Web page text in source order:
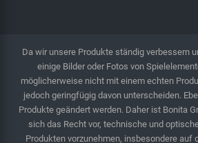
Da wir unsere Produkte ständig verbessern
einige Bilder oder Fotos von
möglicherweise nicht mit einem echten
jedoch geringfügig davon unterscheiden.
Produkte geändert werden. Daher ist Bonita
sich das Recht vor, technische und
Produkten vorzunehmen, insbesondere auf